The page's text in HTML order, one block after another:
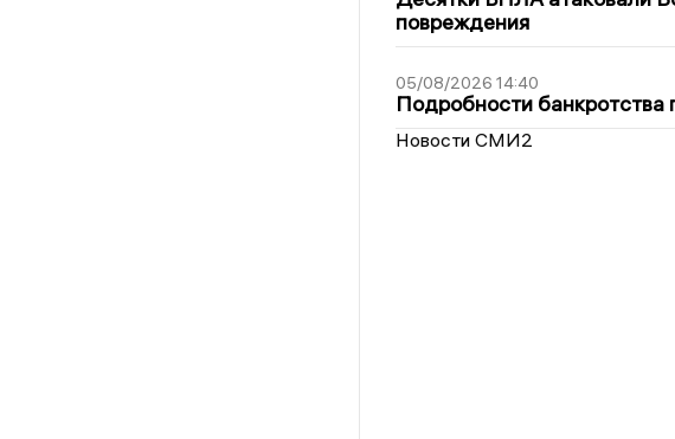
повреждения
05/08/2026 14:40
Подробности
Новости СМИ2